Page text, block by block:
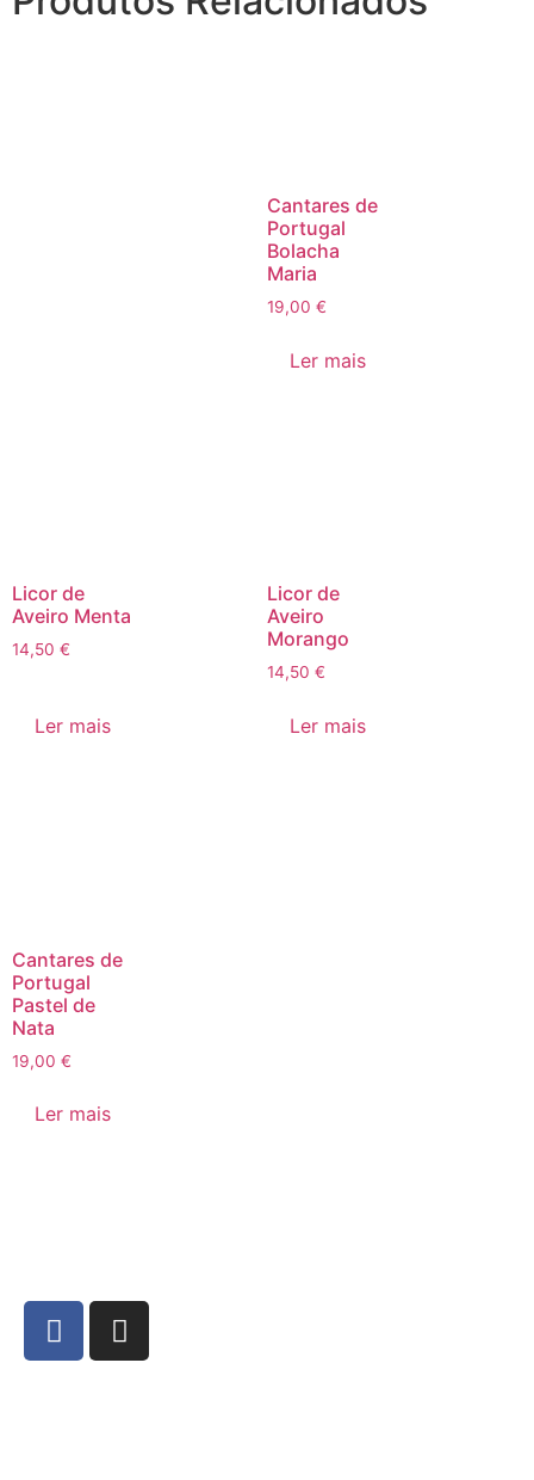
Cantares de
Portugal
Bolacha
Maria
19,00 €
Ler mais
Licor de
Aveiro Menta
14,50 €
Ler mais
Licor de
Aveiro
Morango
14,50 €
Ler mais
Cantares de
Portugal
Pastel de
Nata
19,00 €
Ler mais